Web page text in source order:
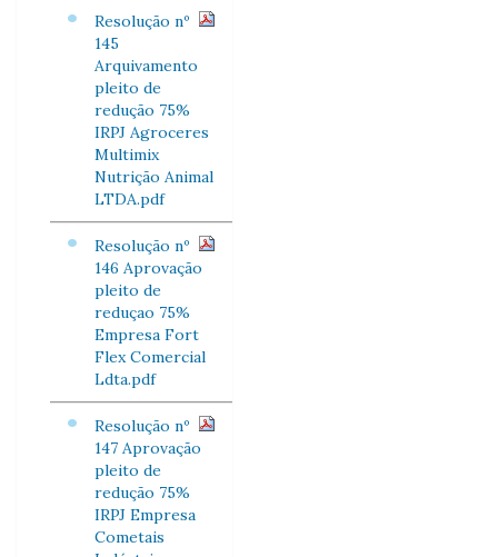
Resolução nº
145
Arquivamento
pleito de
redução 75%
IRPJ Agroceres
Multimix
Nutrição Animal
LTDA.pdf
Resolução nº
146 Aprovação
pleito de
reduçao 75%
Empresa Fort
Flex Comercial
Ldta.pdf
Resolução nº
147 Aprovação
pleito de
redução 75%
IRPJ Empresa
Cometais